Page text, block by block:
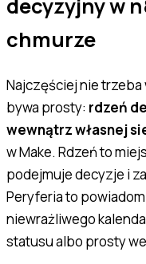
decyzyjny w
chmurze
Najczęściej nie trzeba
bywa prosty: rdzeń
wewnątrz własnej
w Make. Rdzeń to
podejmuje decyzje i
Peryferia to
niewrażliwego
statusu albo prosty